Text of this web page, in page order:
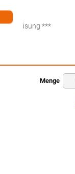
***
Menge